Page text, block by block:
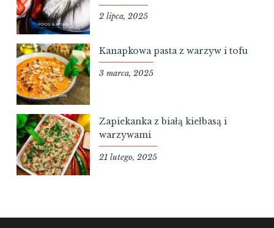
2 lipca, 2025
Kanapkowa pasta z warzyw i tofu
3 marca, 2025
Zapiekanka z białą kiełbasą i
warzywami
21 lutego, 2025